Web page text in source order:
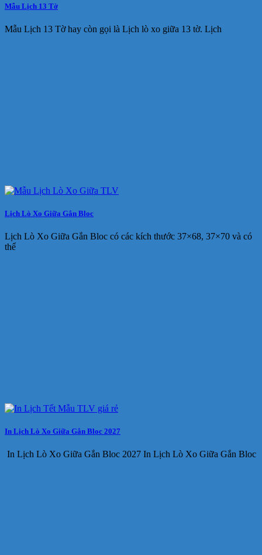
Mẫu Lịch 13 Tờ
Mẫu Lịch 13 Tờ hay còn gọi là Lịch lò xo giữa 13 tờ. Lịch
Lịch Lò Xo Giữa Gắn Bloc
Lịch Lò Xo Giữa Gắn Bloc có các kích thước 37×68, 37×70 và có
thể
In Lịch Lò Xo Giữa Gắn Bloc 2027
In Lịch Lò Xo Giữa Gắn Bloc 2027 In Lịch Lò Xo Giữa Gắn Bloc